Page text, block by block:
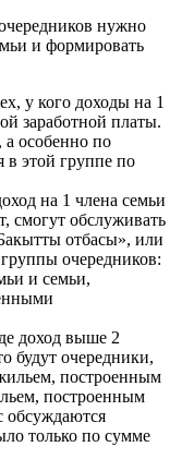
нужно
и формировать
у кого доходы на 1
заработной платы.
особенно по
в этой группе по
на 1 члена семьи
смогут обслуживать
отбасы», или
очередников:
и семьи,
доход выше 2
будут очередники,
построенным
построенным
обсуждаются
только по сумме